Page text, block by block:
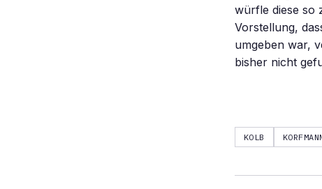
würfle diese so
Vorstellung,
umgeben war,
bisher nicht
KOLB